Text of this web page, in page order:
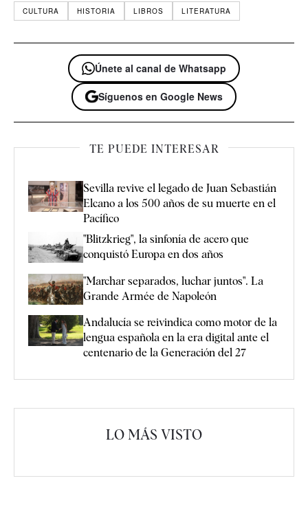
CULTURA HISTORIA LIBROS LITERATURA
Únete al canal de Whatsapp
Síguenos en Google News
TE PUEDE INTERESAR
Sevilla revive el legado de Juan Sebastián
Elcano a los 500 años de su muerte en el
Pacífico
"Blitzkrieg", la sinfonía de acero que
conquistó Europa en dos años
"Marchar separados, luchar juntos". La
Grande Armée de Napoleón
Andalucía se reivindica como motor de la
lengua española en la era digital ante el
centenario de la Generación del 27
LO MÁS VISTO